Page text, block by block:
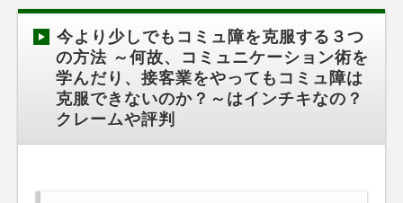
今より少しでもコミュ障を克服する３つ
の方法 ～何故、コミュニケーション術を
学んだり、接客業をやってもコミュ障は
克服できないのか？～はインチキなの？
クレームや評判